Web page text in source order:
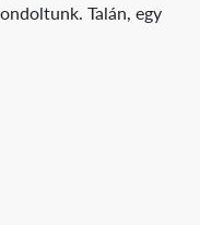
Talán, egy